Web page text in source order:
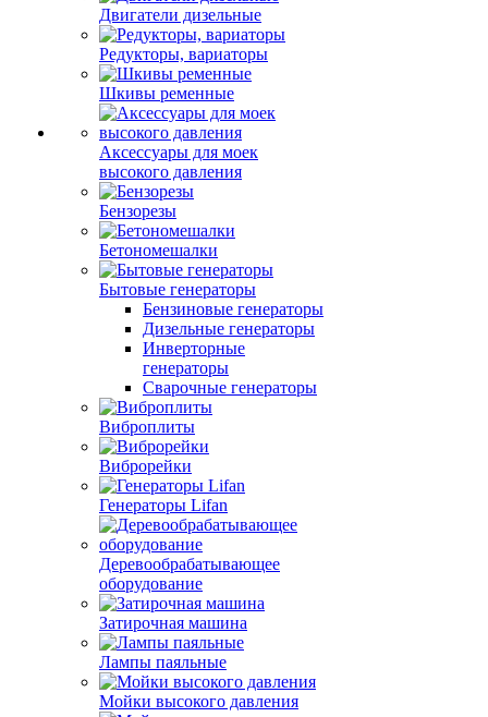
Двигатели дизельные
Редукторы, вариаторы
Шкивы ременные
Аксессуары для моек
высокого давления
Бензорезы
Бетономешалки
Бытовые генераторы
Бензиновые генераторы
Дизельные генераторы
Инверторные
генераторы
Сварочные генераторы
Виброплиты
Виброрейки
Генераторы Lifan
Деревообрабатывающее
оборудование
Затирочная машина
Лампы паяльные
Мойки высокого давления